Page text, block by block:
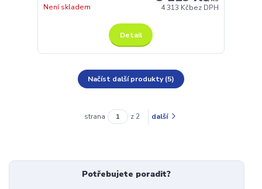
4 313 Kčbez DPH
Není skladem
Detail
Načíst další produkty (5)
strana z 2 další
Potřebujete poradit?